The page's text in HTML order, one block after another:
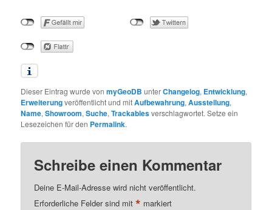
Dieser Eintrag wurde vonmyGeoDB unterChangelog, Entwicklung,
Erweiterungveröffentlicht und mitAufbewahrung,Ausstellung,
Name,Showroom,Suche,Trackablesverschlagwortet. Setze ein
Lesezeichen für den Permalink.
Schreibe einen Kommentar
Deine E-Mail-Adresse wird nicht veröffentlicht.
Erforderliche Felder sind mit* markiert